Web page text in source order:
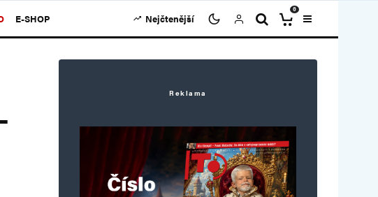
E-SHOP Nejčtenější
0
Reklama